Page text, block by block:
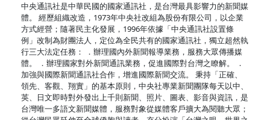
中央通訊社是中華民國的國家通訊社，是台灣最具影響力的新聞媒
體。 經歷組織改造，1973年中央社改組為股份有限公司，以企業
方式經營；隨著民主化發展，1996年依據「中央通訊社設置條
例」改制為財團法人，定位為全民共有的國家通訊社，獨立超然執
行三大法定任務： ．辦理國內外新聞報導業務，服務大眾傳播媒
體。 ．辦理國家對外新聞通訊業務，促進國際對台灣之瞭解。 ．
加強與國際新聞通訊社合作，增進國際新聞交流。 秉持「正確、
領先、客觀、翔實」的基本原則，中央社專業新聞團隊每天以中、
英、日文即時對外發出上千則新聞、照片、圖表、影音與資訊，是
台灣唯一多語文新聞媒體，服務對象從媒體客戶擴大為閱聽大眾；